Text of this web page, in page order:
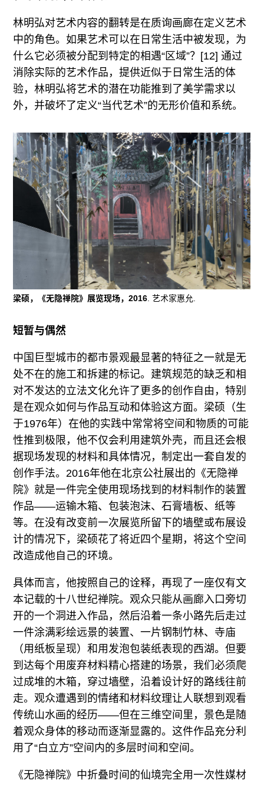
林明弘对艺术内容的翻转是在质询画廊在定义艺术
中的角色。如果艺术可以在日常生活中被发现，为
什么它必须被分配到特定的相遇“区域”？[12] 通过
消除实际的艺术作品，提供近似于日常生活的体
验，林明弘将艺术的潜在功能推到了美学需求以
外，并破坏了定义“当代艺术”的无形价值和系统。
梁硕，《无隐禅院》展览现场，2016 . 艺术家惠允.
短暂与偶然
中国巨型城市的都市景观最显著的特征之一就是无
处不在的施工和拆建的标记。建筑规范的缺乏和相
对不发达的立法文化允许了更多的创作自由，特别
是在观众如何与作品互动和体验这方面。梁硕（生
于1976年）在他的实践中常常将空间和物质的可能
性推到极限，他不仅会利用建筑外壳，而且还会根
据现场发现的材料和具体情况，制定出一套自发的
创作手法。2016年他在北京公社展出的《无隐禅
院》就是一件完全使用现场找到的材料制作的装置
作品——运输木箱、包装泡沫、石膏墙板、纸等
等。在没有改变前一次展览所留下的墙壁或布展设
计的情况下，梁硕花了将近四个星期，将这个空间
改造成他自己的环境。
具体而言，他按照自己的诠释，再现了一座仅有文
本记载的十八世纪禅院。观众只能从画廊入口旁切
开的一个洞进入作品，然后沿着一条小路先后走过
一件涂满彩绘远景的装置、一片钢制竹林、寺庙
（用纸板呈现）和用发泡包装纸表现的西湖。但要
到达每个用废弃材料精心搭建的场景，我们必须爬
过成堆的木箱，穿过墙壁，沿着设计好的路线往前
走。观众遭遇到的情绪和材料纹理让人联想到观看
传统山水画的经历——但在三维空间里，景色是随
着观众身体的移动而逐渐显露的。这件作品充分利
用了“白立方”空间内的多层时间和空间。
《无隐禅院》中折叠时间的仙境完全用一次性媒材